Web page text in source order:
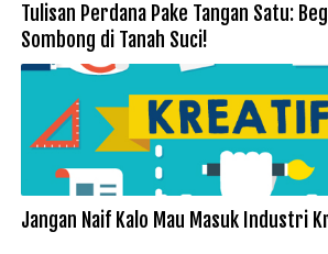
Tulisan Perdana Pake Tangan Satu:
Sombong di Tanah Suci!
Jangan Naif Kalo Mau Masuk Industri